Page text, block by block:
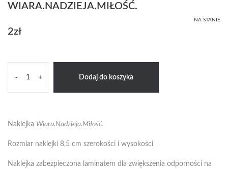
WIARA.NADZIEJA.MIŁOŚĆ.
NA STANIE
2zł
-
Wiara.Nadzieja.Miłość.
+ Dodaj do koszyka
Naklejka Wiara.Nadzieja.Miłość.
Rozmiar naklejki 8,5 cm szerokości i wysokości
Naklejka zabezpieczona laminatem dla zwiększenia odporności na